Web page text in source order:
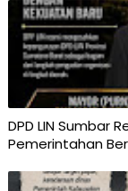
DPD LIN Sumbar
Pemerintahan